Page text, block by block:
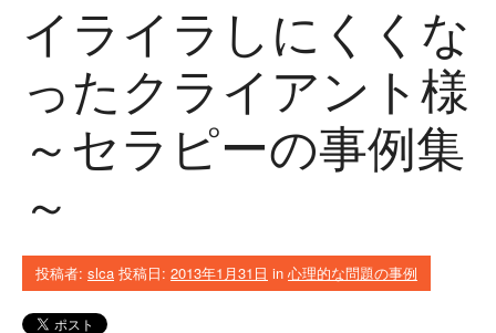
イライラしにくくな
ったクライアント様
～セラピーの事例集
～
投稿者: slca 投稿日: 2013年1月31日 in 心理的な問題の事例